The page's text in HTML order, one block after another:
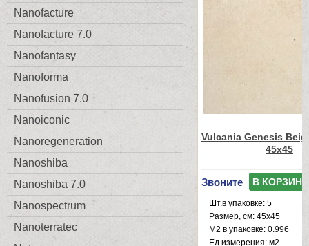
Nanofacture
Nanofacture 7.0
Nanofantasy
Nanoforma
Nanofusion 7.0
Nanoiconic
Nanoregeneration
Nanoshiba
Nanoshiba 7.0
Nanospectrum
Nanoterratec
Vulcania Genesis
45x45
Звоните В КОРЗИНУ
Шт.в упаковке: 5
Размер, см: 45x45
М2 в упаковке: 0.996
Ед.измерения: м2